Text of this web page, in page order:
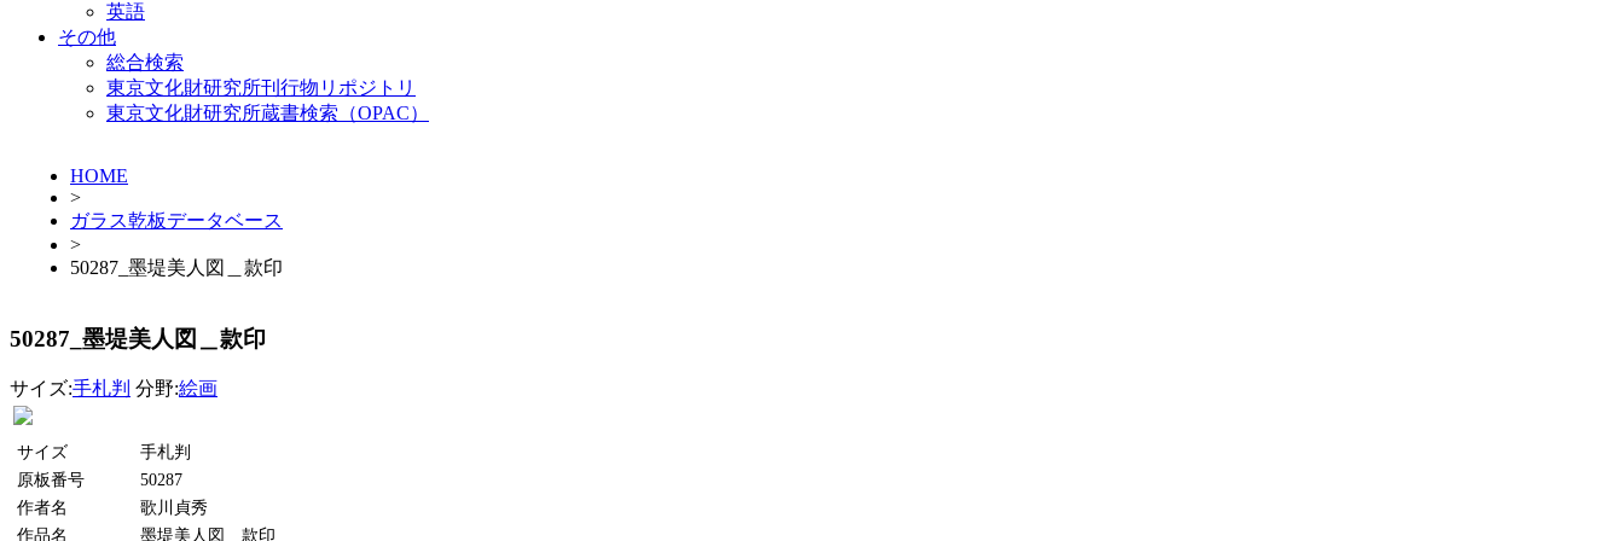
英語
その他
総合検索
東京文化財研究所刊行物リポジトリ
東京文化財研究所蔵書検索（OPAC）
HOME
>
ガラス乾板データベース
>
50287_墨堤美人図＿款印
50287_墨堤美人図＿款印
サイズ:手札判 分野:絵画
サイズ
手札判
原板番号
50287
作者名
歌川貞秀
作品名
墨堤美人図＿款印